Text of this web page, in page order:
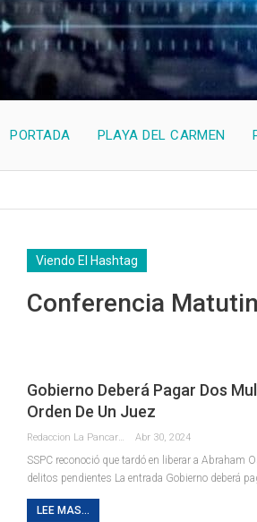
PORTADA PLAYA DEL CARMEN
Viendo El Hashtag
Conferencia
Gobierno Deberá Pagar Dos
Orden De Un Juez
Abr 30, 2024
SSPC reconoció que tardó en liberar a Abraham
delitos pendientes La entrada Gobierno deberá
LEE MAS...